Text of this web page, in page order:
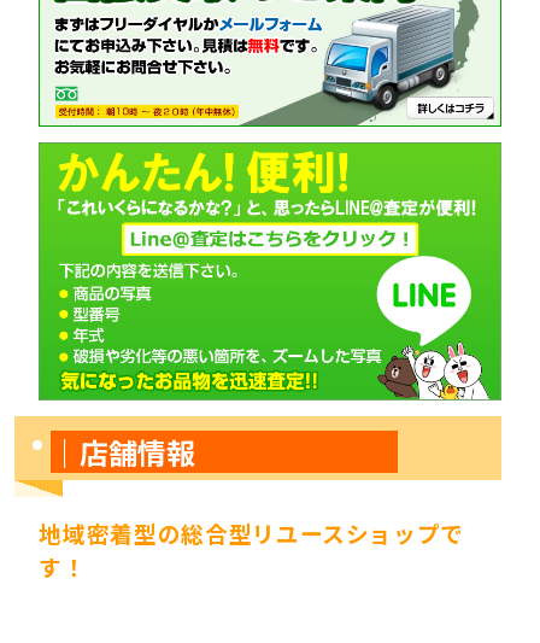
｜店舗情報
地域密着型の総合型リユースショップで
す！